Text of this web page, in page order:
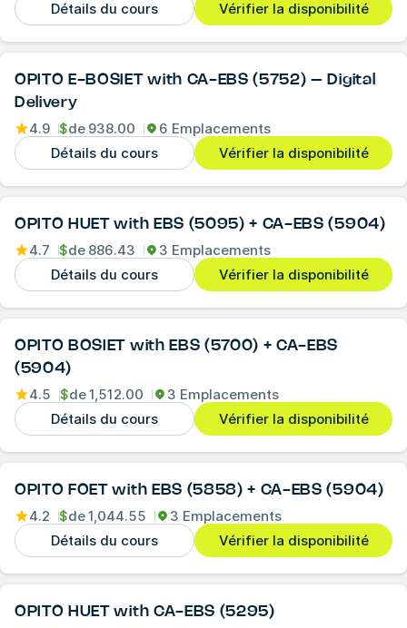
Détails du cours Vérifier la disponibilité
OPITO E-BOSIET with CA-EBS (5752) – Digital
Delivery
4.9 $de 938.00
6 Emplacements
Détails du cours
Vérifier la disponibilité
OPITO HUET with EBS (5095) + CA-EBS (5904)
4.7 $de 886.43
3 Emplacements
Détails du cours
Vérifier la disponibilité
OPITO BOSIET with EBS (5700) + CA-EBS
(5904)
4.5 $de1,512.00
3 Emplacements
Détails du cours
Vérifier la disponibilité
OPITO FOET with EBS (5858) + CA-EBS (5904)
4.2 $de1,044.55
3 Emplacements
Détails du cours
Vérifier la disponibilité
OPITO HUET with CA-EBS (5295)